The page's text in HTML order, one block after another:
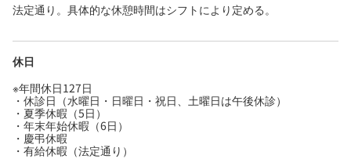
法定通り。具体的な休憩時間はシフトにより定める。
休日
※年間休日127日
・休診日（水曜日・日曜日・祝日、土曜日は午後休診）
・夏季休暇（5日）
・年末年始休暇（6日）
・慶弔休暇
・有給休暇（法定通り）